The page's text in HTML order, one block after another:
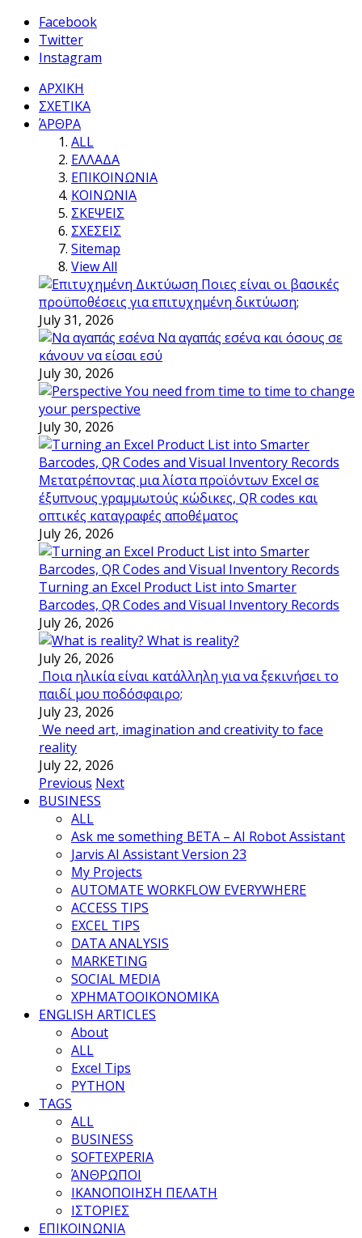
Facebook
Twitter
Instagram
ΑΡΧΙΚΗ
ΣΧΕΤΙΚΑ
ΆΡΘΡΑ
ALL
ΕΛΛΑΔΑ
ΕΠΙΚΟΙΝΩΝΙΑ
ΚΟΙΝΩΝΙΑ
ΣΚΕΨΕΙΣ
ΣΧΕΣΕΙΣ
Sitemap
View All
Ποιες είναι οι βασικές
προϋποθέσεις για επιτυχημένη δικτύωση;
July 31, 2026
Να αγαπάς εσένα και όσους σε
κάνουν να είσαι εσύ
July 30, 2026
You need from time to time to change
your perspective
July 30, 2026
Μετατρέποντας μια λίστα προϊόντων Excel σε
έξυπνους γραμμωτούς κώδικες, QR codes και
οπτικές καταγραφές αποθέματος
July 26, 2026
Turning an Excel Product List into Smarter
Barcodes, QR Codes and Visual Inventory Records
July 26, 2026
What is reality?
July 26, 2026
Ποια ηλικία είναι κατάλληλη για να ξεκινήσει το
παιδί μου ποδόσφαιρο;
July 23, 2026
We need art, imagination and creativity to face
reality
July 22, 2026
Previous Next
BUSINESS
ALL
Ask me something BETA – AI Robot Assistant
Jarvis AI Assistant Version 23
My Projects
AUTOMATE WORKFLOW EVERYWHERE
ACCESS TIPS
EXCEL TIPS
DATA ANALYSIS
MARKETING
SOCIAL MEDIA
ΧΡΗΜΑΤΟΟΙΚΟΝΟΜΙΚΑ
ENGLISH ARTICLES
About
ALL
Excel Tips
PYTHON
TAGS
ALL
BUSINESS
SOFTEXPERIA
ΆΝΘΡΩΠΟΙ
ΙΚΑΝΟΠΟΙΗΣΗ ΠΕΛΑΤΗ
ΙΣΤΟΡΙΕΣ
ΕΠΙΚΟΙΝΩΝΙΑ